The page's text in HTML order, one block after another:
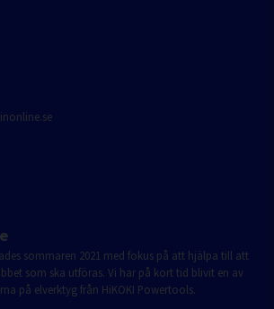
sommaren 2021 med fokus på att hjälpa till att
som ska utföras. Vi har på kort tid blivit en av
på elverktyg från HiKOKI Powertools.